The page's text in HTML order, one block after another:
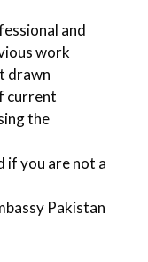
and
work
drawn
current
the
if you are not a
Pakistan